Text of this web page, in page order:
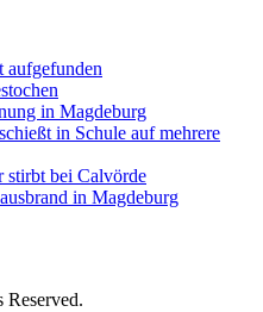
aufgefunden
in Magdeburg
in Schule auf mehrere
stirbt bei Calvörde
in Magdeburg
Reserved.